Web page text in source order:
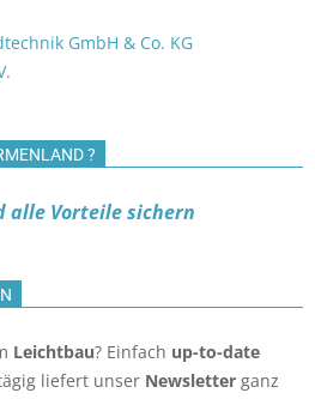
GmbH & Co. KG
?
alle Vorteile sichern
Leichtbau? Einfach up-to-date
liefert unser Newsletter ganz